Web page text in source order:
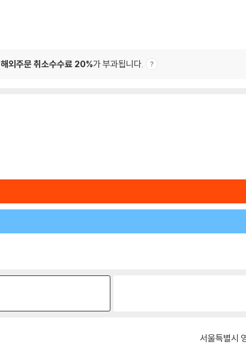
해외주문 취소수수료 20%가 부과됩니다.
서울특별시